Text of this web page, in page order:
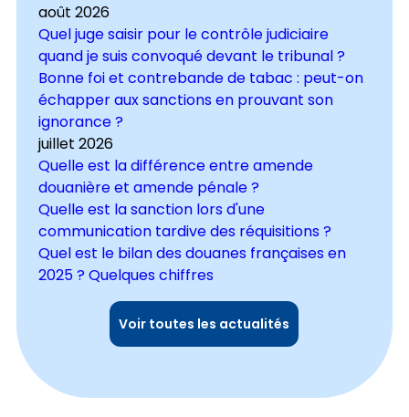
août 2026
Quel juge saisir pour le contrôle judiciaire
quand je suis convoqué devant le tribunal ?
Bonne foi et contrebande de tabac : peut-on
échapper aux sanctions en prouvant son
ignorance ?
juillet 2026
Quelle est la différence entre amende
douanière et amende pénale ?
Quelle est la sanction lors d'une
communication tardive des réquisitions ?
Quel est le bilan des douanes françaises en
2025 ? Quelques chiffres
Voir toutes les actualités